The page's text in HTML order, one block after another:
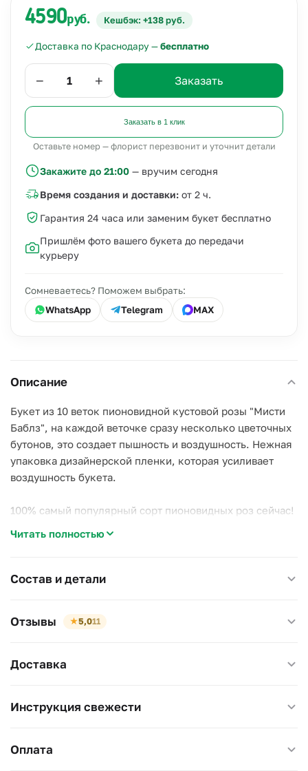
4590руб. Кешбэк: +138 руб.
Доставка по Краснодару —бесплатно
− + Заказать
Заказать в 1 клик
Оставьте номер — флорист перезвонит и уточнит детали
Закажите до 21:00 — вручим сегодня
Время создания и доставки: от 2 ч.
Гарантия 24 часа или заменим букет бесплатно
Пришлём фото вашего букета до передачи
курьеру
Сомневаетесь? Поможем выбрать:
WhatsApp
Telegram MAX
Описание
Букет из 10 веток пионовидной кустовой розы "Мисти
Баблз", на каждой веточке сразу несколько цветочных
бутонов, это создает пышность и воздушность. Нежная
упаковка дизайнерской пленки, которая усиливает
воздушность букета.
100% самый популярный сорт пионовидных роз сейчас!
Примерная высота букета: 50-60 см
Читать полностью
Состав и детали
Отзывы ★5,011
Доставка
Инструкция свежести
Оплата